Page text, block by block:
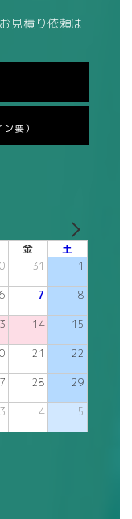
見積り依頼は
ン要）
金 土
31 1
6 7 8
14 15
21 22
28 29
3 4 5